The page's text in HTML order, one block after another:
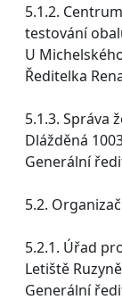
5.1.2.
testování
U
Ředitelka
5.1.3. Správa
Dlážděná
Generální
5.2.
5.2.1. Úřad
Letiště
Generální